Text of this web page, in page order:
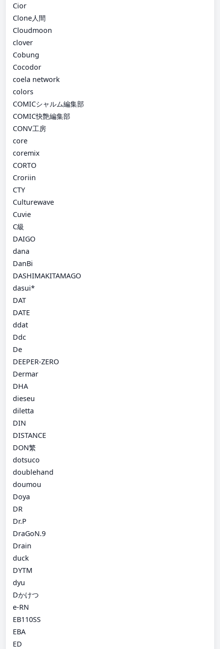
Cior
Clone人間
Cloudmoon
clover
Cobung
Cocodor
coela network
colors
COMICシャルム編集部
COMIC快艶編集部
CONV工房
core
coremix
CORTO
Croriin
CTY
Culturewave
Cuvie
C級
DAIGO
dana
DanBi
DASHIMAKITAMAGO
dasui*
DAT
DATE
ddat
Ddc
De
DEEPER-ZERO
Dermar
DHA
dieseu
diletta
DIN
DISTANCE
DON繁
dotsuco
doublehand
doumou
Doya
DR
Dr.P
DraGoN.9
Drain
duck
DYTM
dyu
Dかけつ
e-RN
EB110SS
EBA
ED